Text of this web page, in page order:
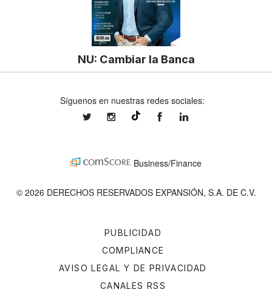
NU: Cambiar la Banca
PUBLICIDAD
COMPLIANCE
AVISO LEGAL Y DE PRIVACIDAD
CANALES RSS
Síguenos en nuestras redes sociales:
expansionmxexpansionmx ExpansionMex
Business/Finance
© 2026 DERECHOS RESERVADOS EXPANSIÓN, S.A. DE C.V.